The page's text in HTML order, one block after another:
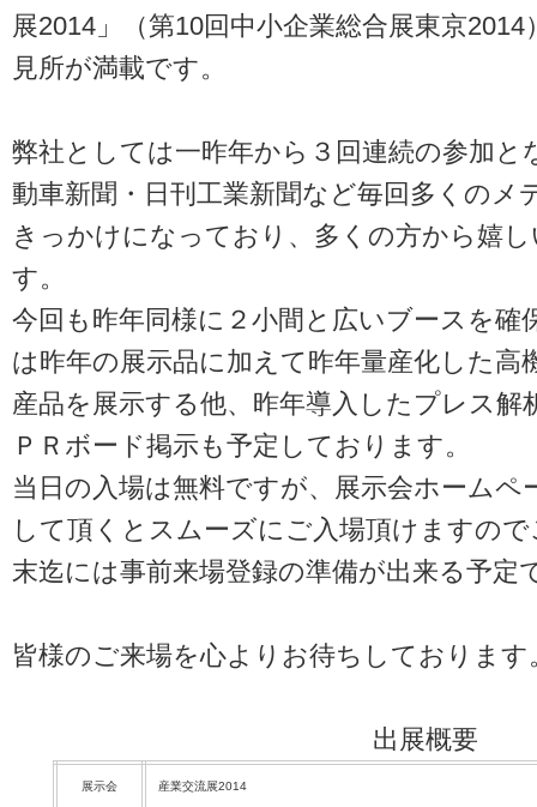
展2014」（第10回中小企業総合展東京
見所が満載です。
弊社としては一昨年から３回連続の参加と
動車新聞・日刊工業新聞など毎回多くのメ
きっかけになっており、多くの方から嬉
す。
今回も昨年同様に２小間と広いブースを確
は昨年の展示品に加えて昨年量産化した高
産品を展示する他、昨年導入したプレス解
ＰＲボード掲示も予定しております。
当日の入場は無料ですが、展示会ホームペ
して頂くとスムーズにご入場頂けますの
末迄には事前来場登録の準備が出来る予定
皆様のご来場を心よりお待ちしております
出展概要
展示会 産業交流展2014